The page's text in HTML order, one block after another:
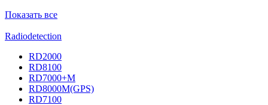
Показать все
Radiodetection
RD2000
RD8100
RD7000+M
RD8000M(GPS)
RD7100